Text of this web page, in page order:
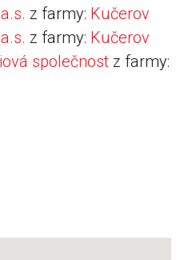
z farmy: Kučerov
z farmy: Kučerov
společnost z farmy: